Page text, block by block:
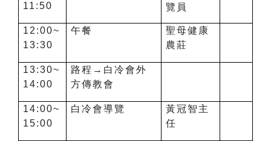
11:50
覽員
12:00~
13:30
午餐
聖母健康
農莊
13:30~
14:00
路程→白冷會外
方傳教會
14:00~
15:00
白冷會導覽
黃冠智主
任